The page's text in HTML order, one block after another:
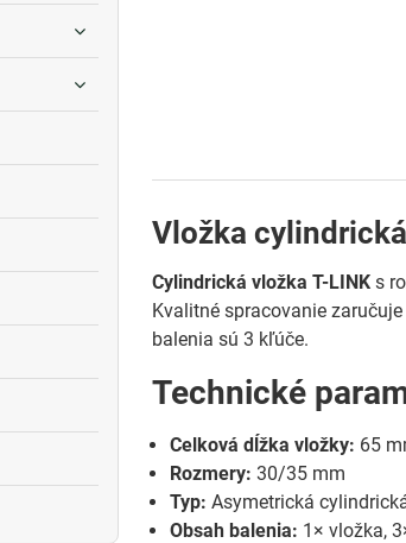
Vložka
Cylindrická vložka T-LINK s
Kvalitné spracovanie
balenia sú 3 kľúče.
Technické
Celková dĺžka vložky: 65
Rozmery: 30/35 mm
Typ: Asymetrická
Obsah balenia: 1× vložka,